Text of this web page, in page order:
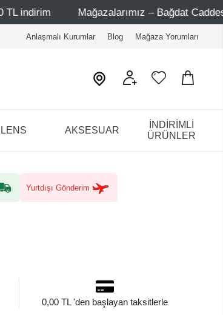
Mağazalarımız – Bağdat Caddesi 1 - Bağdat
Anlaşmalı Kurumlar Blog Mağaza Yorumları
LENS AKSESUAR
İNDİRİMLİ
ÜRÜNLER
Yurtdışı Gönderim
0,00 TL 'den başlayan taksitlerle